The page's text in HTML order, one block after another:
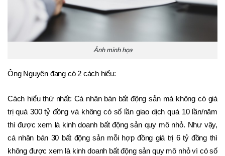
Ảnh minh họa
Ông Nguyên đang có 2 cách hiểu:
Cách hiểu thứ nhất: Cá nhân bán bất động sản mà không có giá
trị quá 300 tỷ đồng và không có số lần giao dịch quá 10 lần/năm
thì được xem là kinh doanh bất động sản quy mô nhỏ. Như vậy,
cá nhân bán 30 bất động sản mỗi hợp đồng giá trị 6 tỷ đồng thì
không được xem là kinh doanh bất động sản quy mô nhỏ vì có số